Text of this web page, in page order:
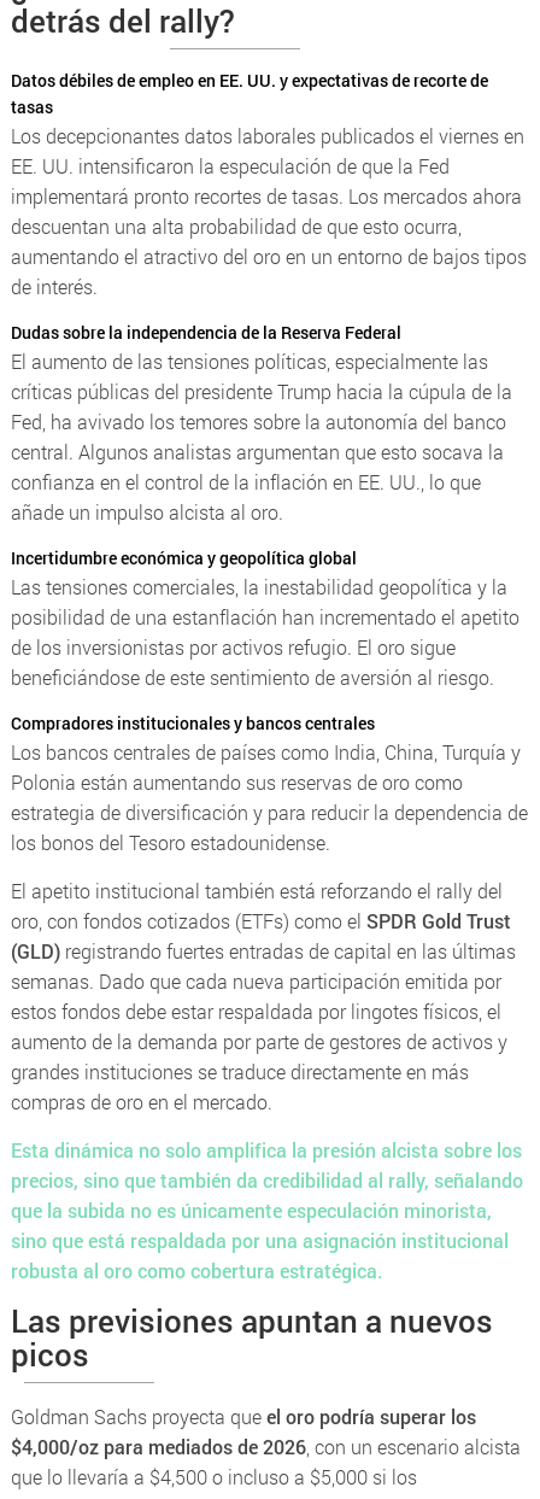
detrás del rally?
Datos débiles de empleo en EE. UU. y expectativas de recorte de
tasas
Los decepcionantes datos laborales publicados el viernes en
EE. UU. intensificaron la especulación de que la Fed
implementará pronto recortes de tasas. Los mercados ahora
descuentan una alta probabilidad de que esto ocurra,
aumentando el atractivo del oro en un entorno de bajos tipos
de interés.
Dudas sobre la independencia de la Reserva Federal
El aumento de las tensiones políticas, especialmente las
críticas públicas del presidente Trump hacia la cúpula de la
Fed, ha avivado los temores sobre la autonomía del banco
central. Algunos analistas argumentan que esto socava la
confianza en el control de la inflación en EE. UU., lo que
añade un impulso alcista al oro.
Incertidumbre económica y geopolítica global
Las tensiones comerciales, la inestabilidad geopolítica y la
posibilidad de una estanflación han incrementado el apetito
de los inversionistas por activos refugio. El oro sigue
beneficiándose de este sentimiento de aversión al riesgo.
Compradores institucionales y bancos centrales
Los bancos centrales de países como India, China, Turquía y
Polonia están aumentando sus reservas de oro como
estrategia de diversificación y para reducir la dependencia de
los bonos del Tesoro estadounidense.
El apetito institucional también está reforzando el rally del
oro, con fondos cotizados (ETFs) como el SPDR Gold Trust
(GLD)registrando fuertes entradas de capital en las últimas
semanas. Dado que cada nueva participación emitida por
estos fondos debe estar respaldada por lingotes físicos, el
aumento de la demanda por parte de gestores de activos y
grandes instituciones se traduce directamente en más
compras de oro en el mercado.
Esta dinámica no solo amplifica la presión alcista sobre los
precios, sino que también da credibilidad al rally, señalando
que la subida no es únicamente especulación minorista,
sino que está respaldada por una asignación institucional
robusta al oro como cobertura estratégica.
Las previsiones apuntan a nuevos
picos
Goldman Sachs proyecta queel oro podría superar los
$4,000/oz para mediados de 2026, con un escenario alcista
que lo llevaría a $4,500 o incluso a $5,000 si los